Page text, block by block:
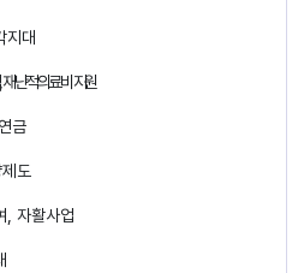
지대
재난적의료비 지원
금
도
, 자활사업